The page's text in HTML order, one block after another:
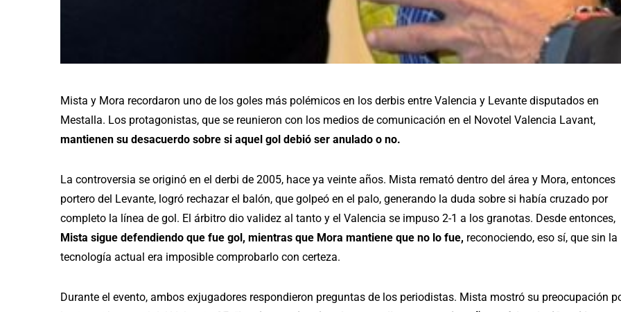
Mista y Mora recordaron uno de los goles más polémicos en los derbis entre Valencia y Levante disputados en
Mestalla. Los protagonistas, que se reunieron con los medios de comunicación en el Novotel Valencia Lavant,
mantienen su desacuerdo sobre si aquel gol debió ser anulado o no.
La controversia se originó en el derbi de 2005, hace ya veinte años. Mista remató dentro del área y Mora, entonces
portero del Levante, logró rechazar el balón, que golpeó en el palo, generando la duda sobre si había cruzado por
completo la línea de gol. El árbitro dio validez al tanto y el Valencia se impuso 2-1 a los granotas. Desde entonces,
Mista sigue defendiendo que fue gol, mientras que Mora mantiene que no lo fue, reconociendo, eso sí, que sin la
tecnología actual era imposible comprobarlo con certeza.
Durante el evento, ambos exjugadores respondieron preguntas de los periodistas. Mista mostró su preocupación